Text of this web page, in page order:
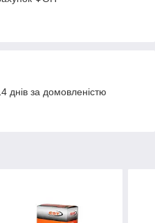
днів за домовленістю